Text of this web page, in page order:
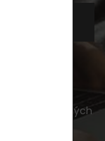
a akčných
osobných